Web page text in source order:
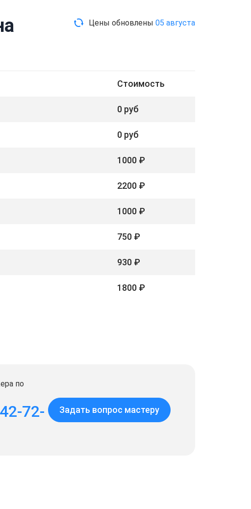
Цены обновлены 05 августа
Стоимость
0 руб
0 руб
1000 ₽
2200 ₽
1000 ₽
750 ₽
930 ₽
1800 ₽
по
72-
Задать вопрос мастеру